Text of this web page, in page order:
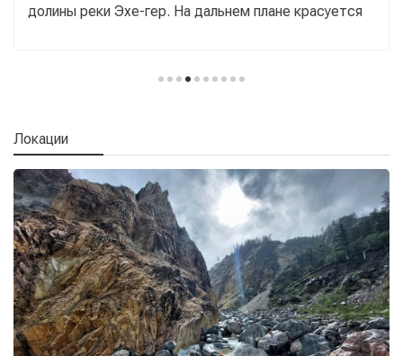
долины реки Эхе-гер. На дальнем плане красуется
Локации